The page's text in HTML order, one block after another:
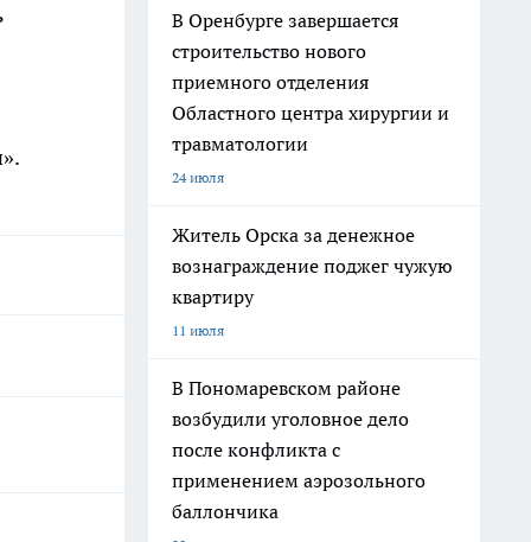
В Оренбурге завершается
строительство нового
приемного отделения
Областного центра хирургии и
травматологии
24 июля
Житель Орска за денежное
вознаграждение поджег чужую
квартиру
11 июля
В Пономаревском районе
возбудили уголовное дело
после конфликта с
применением аэрозольного
баллончика